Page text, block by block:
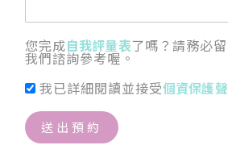
您完成自我評量表了嗎？請務必
我們諮詢參考喔。
我已詳細閱讀並接受個資保護
送出預約